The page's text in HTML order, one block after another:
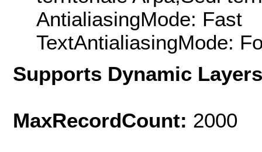
AntialiasingMode: Fast
TextAntialiasingMode:
Supports Dynamic
MaxRecordCount: 2000